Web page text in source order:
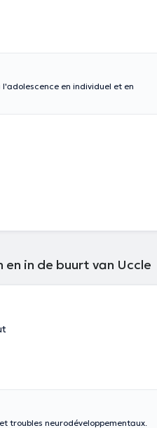
en individuel et en
in de buurt van Uccle
troubles neurodéveloppementaux.